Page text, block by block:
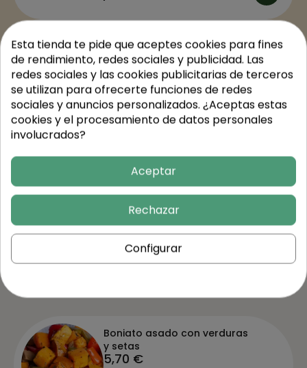
Valores nutricionales
Trusted Shops Reviews
Continúa
comprando
Boniato asado con verduras
y setas
5,70 €
Esta tienda te pide que aceptes cookies para fines
de rendimiento, redes sociales y publicidad. Las
redes sociales y las cookies publicitarias de terceros
se utilizan para ofrecerte funciones de redes
sociales y anuncios personalizados. ¿Aceptas estas
cookies y el procesamiento de datos personales
involucrados?
Aceptar
Rechazar
Configurar